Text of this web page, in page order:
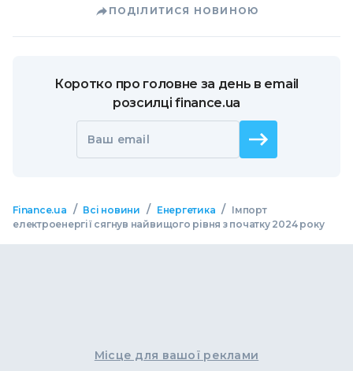
ПОДІЛИТИСЯ НОВИНОЮ
Коротко про головне за день в email
розсилці finance.ua
Ваш email
Finance.ua / Всі новини / Енергетика / Імпорт
електроенергії сягнув найвищого рівня з початку 2024 року
Місце для вашої реклами